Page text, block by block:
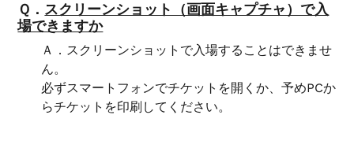
Ｑ． スクリーンショット（画面キャプチャ）で入
場できますか
Ａ． スクリーンショットで入場することはできませ
ん。
必ずスマートフォンでチケットを開くか、予めPCか
らチケットを印刷してください。